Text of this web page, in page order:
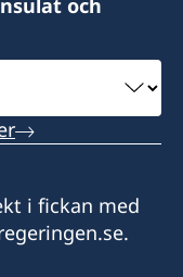
och
i fickan med